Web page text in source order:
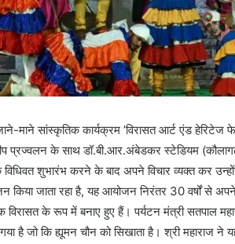
माने सांस्कृतिक कार्यक्रम ’विरासत आर्ट एंड हेरिटेज
दीप प्रज्वलन के साथ डॉ.बी.आर.अंबेडकर स्टेडियम
शुभारंभ करने के बाद अपने विचार व्यक्त कर उन्होंने
किया जाता रहा है, यह आयोजन निरंतर 30 वर्षों से
विरासत के रूप में बनाए हुए हैं। पर्यटन मंत्री सतपाल
गया है जो कि ह्यूमन चौन को सिखाता है। श्री महाराज ने